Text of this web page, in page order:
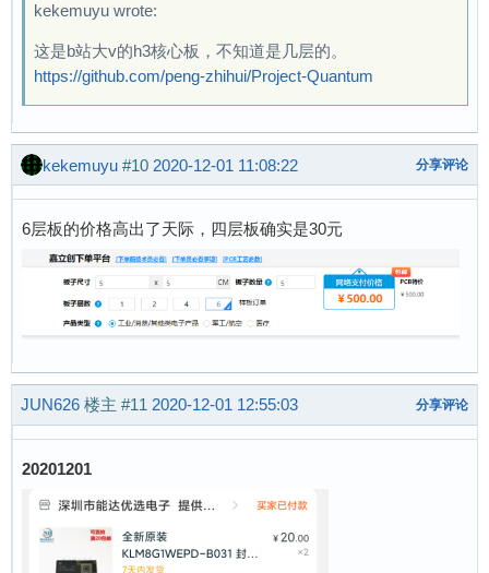
kekemuyu wrote:
这是b站大v的h3核心板，不知道是几层的。
https://github.com/peng-zhihui/Project-Quantum
kekemuyu #10 2020-12-01 11:08:22 分享评论
6层板的价格高出了天际，四层板确实是30元
JUN626 楼主 #11 2020-12-01 12:55:03 分享评论
20201201